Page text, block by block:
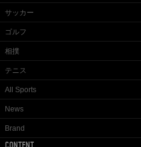
サッカー
ゴルフ
相撲
テニス
All Sports
News
Brand